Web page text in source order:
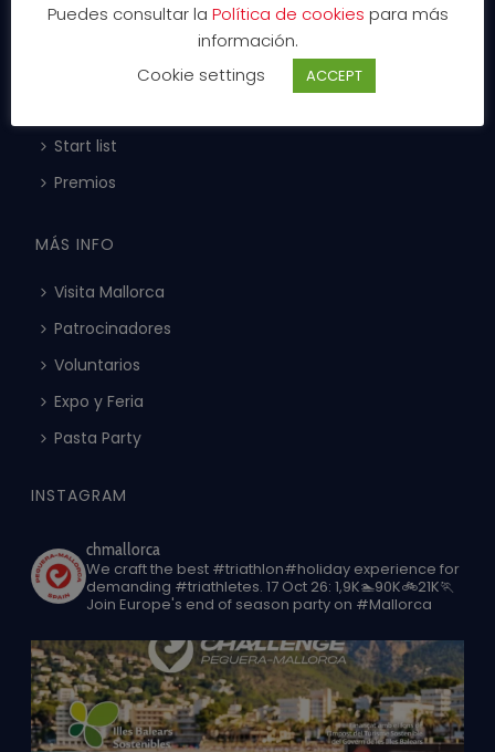
Precios y categorías
Programa de actividades
Start list
Premios
MÁS INFO
Visita Mallorca
Patrocinadores
Voluntarios
Expo y Feria
Pasta Party
INSTAGRAM
chmallorca
We craft the best #triathlon#holiday experience for
demanding #triathletes. 17 Oct 26: 1,9K🏊90K🚲21K🏃
Join Europe's end of season party on #Mallorca
Puedes consultar la Política de cookies para más
información.
Cookie settings
ACCEPT